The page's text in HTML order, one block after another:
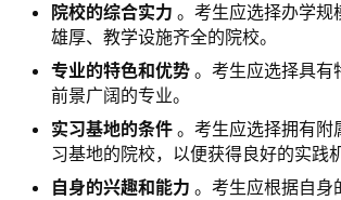
院校的综合实力 。考生应选择办学规
雄厚、教学设施齐全的院校。
专业的特色和优势 。考生应选择具有
前景广阔的专业。
实习基地的条件 。考生应选择拥有附
习基地的院校，以便获得良好的实践机
自身的兴趣和能力 。考生应根据自身